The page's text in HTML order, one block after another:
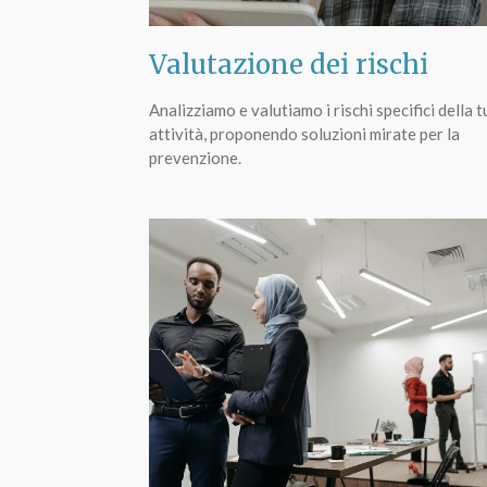
Valutazione dei rischi
Analizziamo e valutiamo i rischi specifici della
attività, proponendo soluzioni mirate per la
prevenzione.